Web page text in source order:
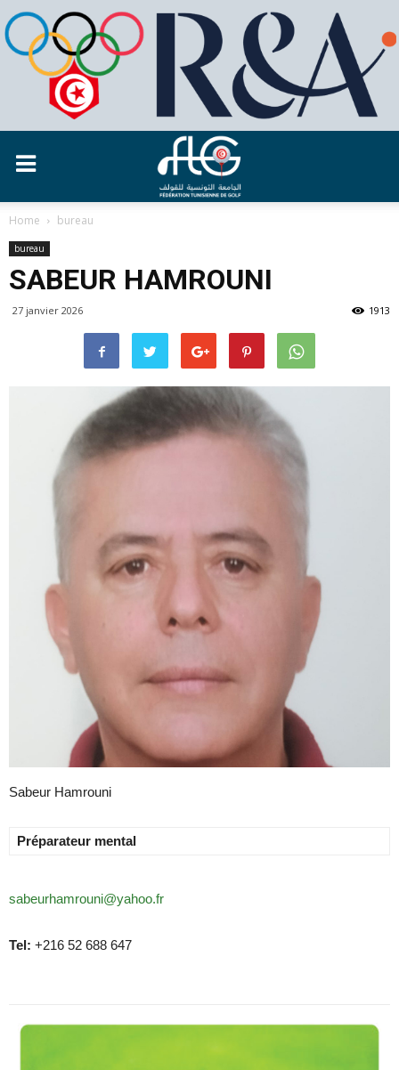
Home bureau
bureau
SABEUR HAMROUNI
27 janvier 2026 1913
Sabeur Hamrouni
Préparateur mental
sabeurhamrouni@yahoo.fr
Tel: +216 52 688 647